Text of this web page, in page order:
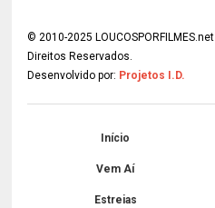
© 2010-2025 LOUCOSPORFILMES.net
Direitos Reservados.
Desenvolvido por: Projetos I.D.
Início
Vem Aí
Estreias